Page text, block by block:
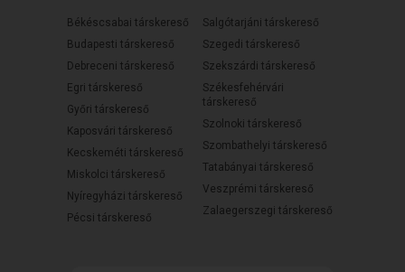
Békéscsabai társkereső
Budapesti társkereső
Debreceni társkereső
Egri társkereső
Győri társkereső
Kaposvári társkereső
Kecskeméti társkereső
Miskolci társkereső
Nyíregyházi társkereső
Pécsi társkereső
Salgótarjáni társkereső
Szegedi társkereső
Szekszárdi társkereső
Székesfehérvári
társkereső
Szolnoki társkereső
Szombathelyi társkereső
Tatabányai társkereső
Veszprémi társkereső
Zalaegerszegi társkereső